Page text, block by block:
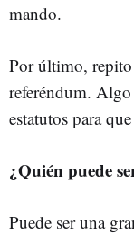
mando.
Por último, repito
referéndum.
estatutos para
¿Quién puede
Puede ser una